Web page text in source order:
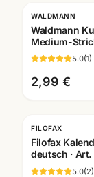
Gravur
WALDMANN
Waldmann
Medium-
5.0(1)
2,99 €
FILOFAX
Filofax
deutsch ·
5.0(2)